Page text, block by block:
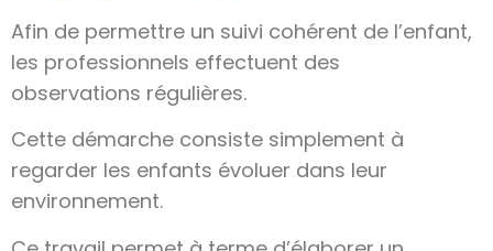
Afin de permettre un suivi cohérent de l’enfant,
les professionnels effectuent des
observations régulières.
Cette démarche consiste simplement à
regarder les enfants évoluer dans leur
environnement.